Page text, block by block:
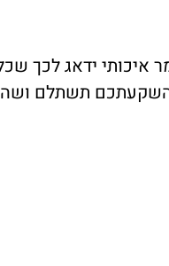
ידאג לכך
תשתלם